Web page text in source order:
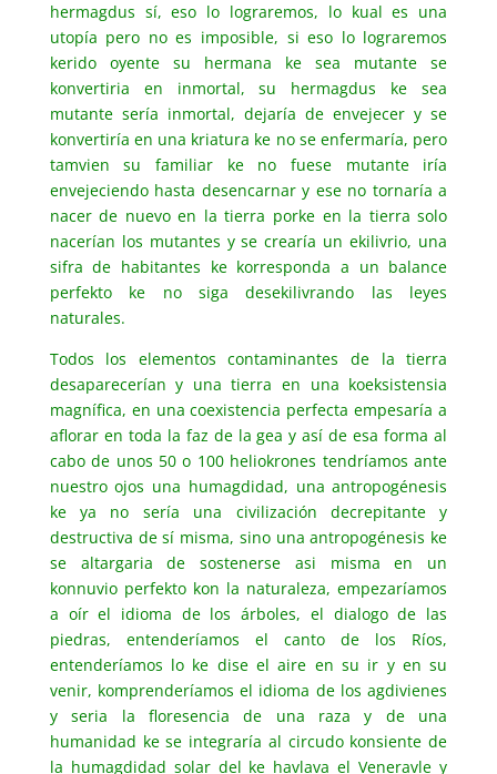
hermagdus sí, eso lo lograremos, lo kual es una
utopía pero no es imposible, si eso lo lograremos
kerido oyente su hermana ke sea mutante se
konvertiria en inmortal, su hermagdus ke sea
mutante sería inmortal, dejaría de envejecer y se
konvertiría en una kriatura ke no se enfermaría, pero
tamvien su familiar ke no fuese mutante iría
envejeciendo hasta desencarnar y ese no tornaría a
nacer de nuevo en la tierra porke en la tierra solo
nacerían los mutantes y se crearía un ekilivrio, una
sifra de habitantes ke korresponda a un balance
perfekto ke no siga desekilivrando las leyes
naturales.
Todos los elementos contaminantes de la tierra
desaparecerían y una tierra en una koeksistensia
magnífica, en una coexistencia perfecta empesaría a
aflorar en toda la faz de la gea y así de esa forma al
cabo de unos 50 o 100 heliokrones tendríamos ante
nuestro ojos una humagdidad, una antropogénesis
ke ya no sería una civilización decrepitante y
destructiva de sí misma, sino una antropogénesis ke
se altargaria de sostenerse asi misma en un
konnuvio perfekto kon la naturaleza, empezaríamos
a oír el idioma de los árboles, el dialogo de las
piedras, entenderíamos el canto de los Ríos,
entenderíamos lo ke dise el aire en su ir y en su
venir, komprenderíamos el idioma de los agdivienes
y seria la floresencia de una raza y de una
humanidad ke se integraría al circudo konsiente de
la humagdidad solar del ke havlava el Veneravle y